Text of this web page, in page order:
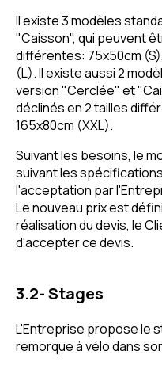
Il existe 3 modèles
"Caisson", qui peuvent
différentes: 75x50cm
(L). Il existe aussi 2
version "Cerclée" et
déclinés en 2 tailles
165x80cm (XXL).
Suivant les besoins, le
suivant les
l'acceptation par
Le nouveau prix est
réalisation du devis, le
d'accepter ce devis.
3.2- Stages
L'Entreprise propose le
remorque à vélo dans